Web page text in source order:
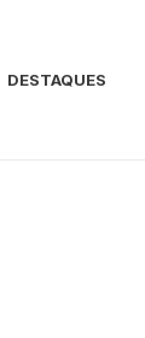
DESTAQUES